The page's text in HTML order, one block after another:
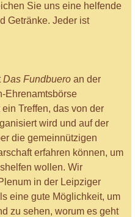
Sie uns eine helfende
Getränke. Jeder ist
Das Fundbuero an der
Ehrenamtsbörse
Treffen, das von der
wird und auf der
die gemeinnützigen
erfahren können, um
wollen. Wir
in der Leipziger
eine gute Möglichkeit, um
zu sehen, worum es geht